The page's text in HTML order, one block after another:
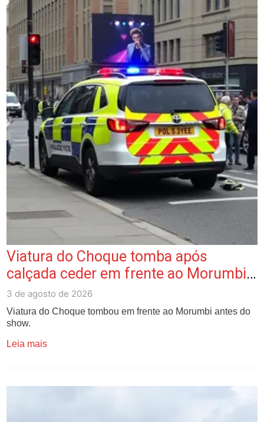
Viatura do Choque tomba após
calçada ceder em frente ao Morumbis
antes de show de Harry Styles em SP;
vídeo
3 de agosto de 2026
Viatura do Choque tombou em frente ao Morumbi antes do
show.
Leia mais